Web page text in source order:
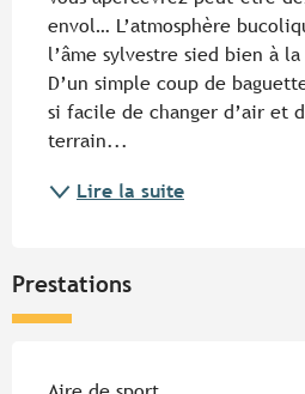
envol… L’atmosphère
l’âme sylvestre sied bien à
D’un simple coup de
si facile de changer d’air et
terrain...
Lire la suite
Prestations